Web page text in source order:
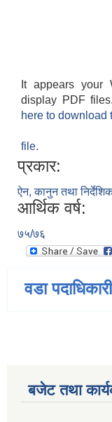
It appears your
display PDF
here to download
file.
प्रकार:
ऐन, कानुन तथा
आर्थिक वर्ष:
७५/७६
वडा पदाधिकारी
बजेट तथा